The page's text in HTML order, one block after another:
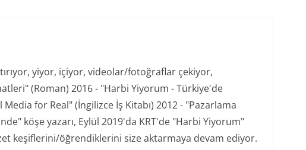
yiyor, içiyor, videolar/fotoğraflar çekiyor,
(Roman) 2016 - "Harbi Yiyorum - Türkiye'de
for Real" (İngilizce İş Kitabı) 2012 - "Pazarlama
köşe yazarı, Eylül 2019'da KRT'de "Harbi Yiyorum"
keşiflerini/öğrendiklerini size aktarmaya devam ediyor.